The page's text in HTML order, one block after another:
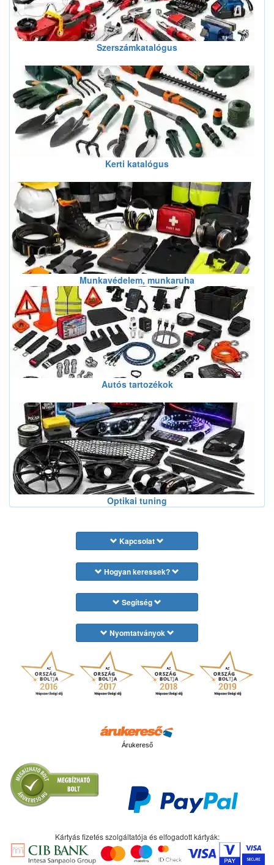
Szerszámkatalógus
Kerti katalógus
Munkavédelem, munkaruha
Autós tartozékok
Optikai tuning
Kapcsolat
Hogyan keressek?
Segítség
Nyomtatványok
Árukereső
Kártyás fizetés szolgáltatója és elfogadott kártyák: